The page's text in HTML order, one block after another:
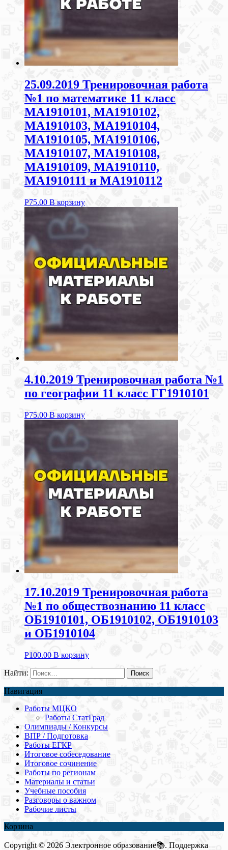
25.09.2019 Тренировочная работа
№1 по математике 11 класс
МА1910101, МА1910102,
МА1910103, МА1910104,
МА1910105, МА1910106,
МА1910107, МА1910108,
МА1910109, МА1910110,
МА1910111 и МА1910112
Р75.00 В корзину
4.10.2019 Тренировочная работа №1
по географии 11 класс ГГ1910101
Р75.00 В корзину
17.10.2019 Тренировочная работа
№1 по обществознанию 11 класс
ОБ1910101, ОБ1910102, ОБ1910103
и ОБ1910104
Р100.00 В корзину
Найти:
Навигация
Работы МЦКО
Работы СтатГрад
Олимпиады / Конкурсы
ВПР / Подготовка
Работы ЕГКР
Итоговое собеседование
Итоговое сочинение
Работы по регионам
Материалы и статьи
Учебные пособия
Разговоры о важном
Рабочие листы
Корзина
Copyright © 2026 Электронное образование📚. Поддержка